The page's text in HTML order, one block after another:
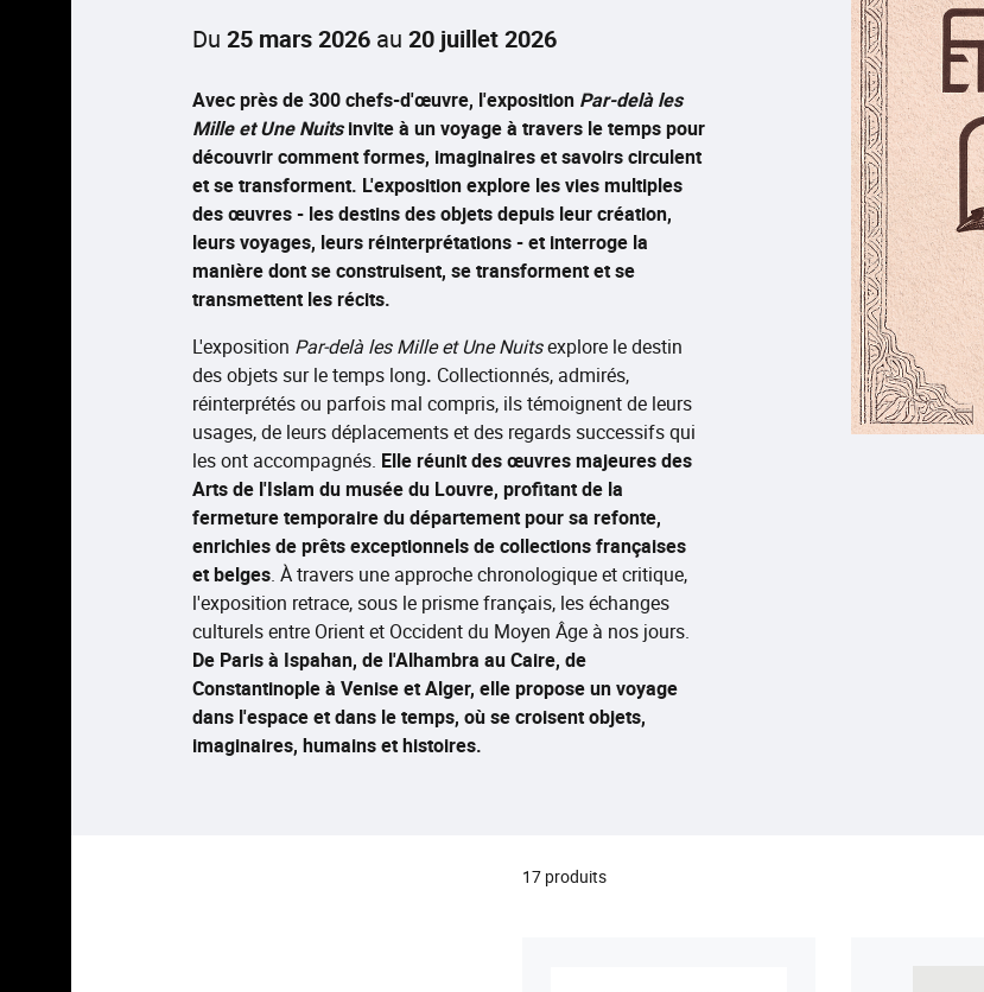
Du 25 mars 2026 au 20 juillet 2026
Avec près de 300 chefs-d'œuvre, l'exposition Par-delà les
Mille et Une Nuitsinvite à un voyage à travers le temps pour
découvrir comment formes, imaginaires et savoirs circulent
et se transforment. L'exposition explore les vies multiples
des œuvres - les destins des objets depuis leur création,
leurs voyages, leurs réinterprétations - et interroge la
manière dont se construisent, se transforment et se
transmettent les récits.
L'exposition Par-delà les Mille et Une Nuitsexplore le destin
des objets sur le temps long. Collectionnés, admirés,
réinterprétés ou parfois mal compris, ils témoignent de leurs
usages, de leurs déplacements et des regards successifs qui
les ont accompagnés. Elle réunit des œuvres majeures des
Arts de l'Islam du musée du Louvre, profitant de la
fermeture temporaire du département pour sa refonte,
enrichies de prêts exceptionnels de collections françaises
et belges. À travers une approche chronologique et critique,
l'exposition retrace, sous le prisme français, les échanges
culturels entre Orient et Occident du Moyen Âge à nos jours.
De Paris à Ispahan, de l'Alhambra au Caire, de
Constantinople à Venise et Alger, elle propose un voyage
dans l'espace et dans le temps, où se croisent objets,
imaginaires, humains et histoires.
17 produits